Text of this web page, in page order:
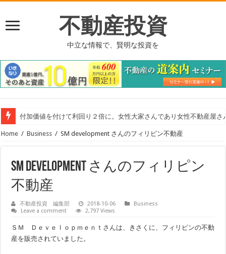
不動産投資
中立な情報で、賢明な投資を
付加価値を付けて利回り２倍に。女性大家さんであり女性不動産屋さ
Home / Business / SM development さんのフィリピン不動産
SM development さんのフィリピン
不動産
不動産投資 編集部 2018-10-06
Business
Leave a comment
2,797 Views
ＳＭ Ｄｅｖｅｌｏｐｍｅｎｔさんは、きさくに、フィリピンの不動
産を販売されていました。